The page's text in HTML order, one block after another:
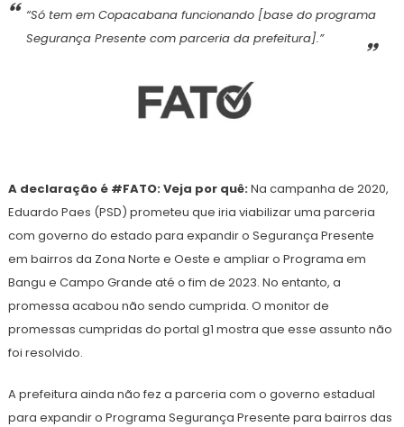
“Só tem em Copacabana funcionando [base do programa
Segurança Presente com parceria da prefeitura].”
A declaração é #FATO: Veja por quê:Na campanha de 2020,
Eduardo Paes (PSD) prometeu que iria viabilizar uma parceria
com governo do estado para expandir o Segurança Presente
em bairros da Zona Norte e Oeste e ampliar o Programa em
Bangu e Campo Grande até o fim de 2023. No entanto, a
promessa acabou não sendo cumprida. O monitor de
promessas cumpridas do portal g1 mostra que esse assunto não
foi resolvido.
A prefeitura ainda não fez a parceria com o governo estadual
para expandir o Programa Segurança Presente para bairros das